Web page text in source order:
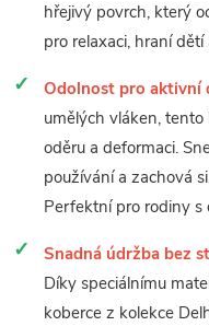
hřejivý povrch, který
pro relaxaci, hraní dětí
Odolnost pro aktivní
umělých vláken,
oděru a deformaci.
používání a zachová
Perfektní pro rodiny s
Snadná údržba bez
Díky speciálnímu
koberce z kolekce